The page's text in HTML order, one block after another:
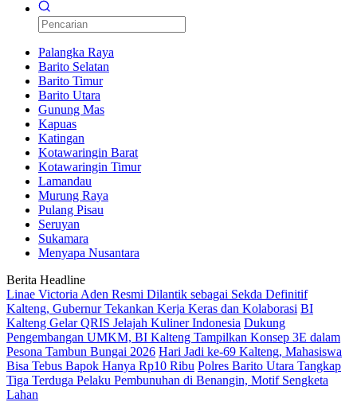
Palangka Raya
Barito Selatan
Barito Timur
Barito Utara
Gunung Mas
Kapuas
Katingan
Kotawaringin Barat
Kotawaringin Timur
Lamandau
Murung Raya
Pulang Pisau
Seruyan
Sukamara
Menyapa Nusantara
Berita Headline
Linae Victoria Aden Resmi Dilantik sebagai Sekda Definitif
Kalteng, Gubernur Tekankan Kerja Keras dan Kolaborasi BI
Kalteng Gelar QRIS Jelajah Kuliner Indonesia Dukung
Pengembangan UMKM, BI Kalteng Tampilkan Konsep 3E dalam
Pesona Tambun Bungai 2026 Hari Jadi ke-69 Kalteng, Mahasiswa
Bisa Tebus Bapok Hanya Rp10 Ribu Polres Barito Utara Tangkap
Tiga Terduga Pelaku Pembunuhan di Benangin, Motif Sengketa
Lahan